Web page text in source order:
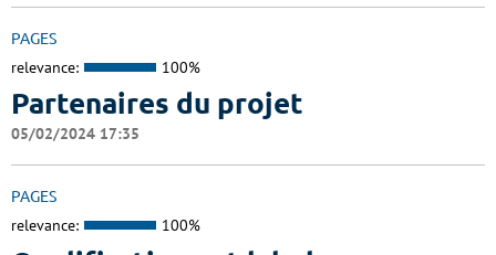
PAGES
relevance: 100%
Partenaires du projet
05/02/2024 17:35
PAGES
relevance: 100%